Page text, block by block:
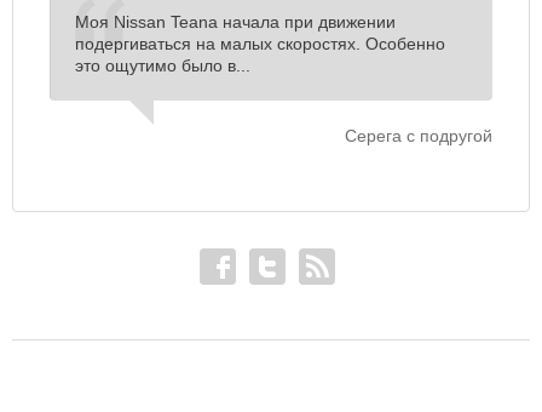
Моя Nissan Teana начала при движении
подергиваться на малых скоростях. Особенно
это ощутимо было в...
Серега с подругой